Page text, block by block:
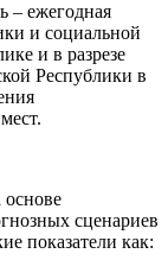
– ежегодная
и социальной
и в разрезе
Республики в
сценариев
показатели как: